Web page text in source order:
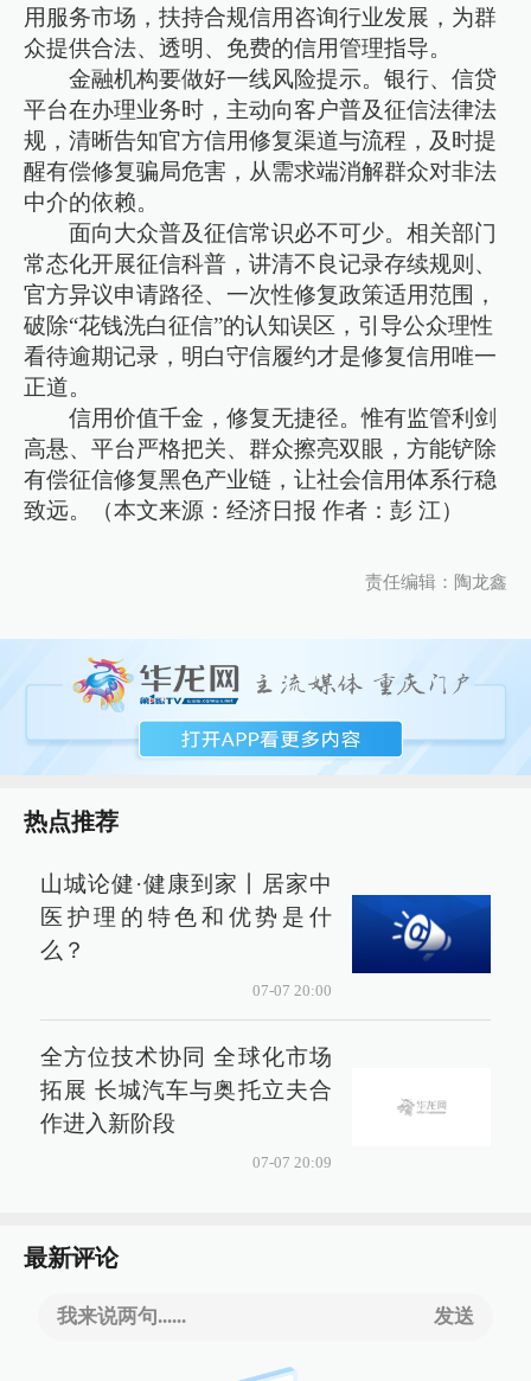
用服务市场，扶持合规信用咨询行业发展，为群
众提供合法、透明、免费的信用管理指导。
金融机构要做好一线风险提示。银行、信贷
平台在办理业务时，主动向客户普及征信法律法
规，清晰告知官方信用修复渠道与流程，及时提
醒有偿修复骗局危害，从需求端消解群众对非法
中介的依赖。
面向大众普及征信常识必不可少。相关部门
常态化开展征信科普，讲清不良记录存续规则、
官方异议申请路径、一次性修复政策适用范围，
破除“花钱洗白征信”的认知误区，引导公众理性
看待逾期记录，明白守信履约才是修复信用唯一
正道。
信用价值千金，修复无捷径。惟有监管利剑
高悬、平台严格把关、群众擦亮双眼，方能铲除
有偿征信修复黑色产业链，让社会信用体系行稳
致远。（本文来源：经济日报 作者：彭 江）
责任编辑：陶龙鑫
热点推荐
山城论健·健康到家丨居家中
医护理的特色和优势是什
么？
07-07 20:00
全方位技术协同 全球化市场
拓展 长城汽车与奥托立夫合
作进入新阶段
07-07 20:09
最新评论
我来说两句...... 发送